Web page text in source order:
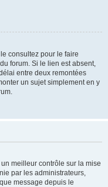
consultez pour le faire
forum. Si le lien est absent,
entre deux remontées
un sujet simplement en y
meilleur contrôle sur la mise
par les administrateurs,
message depuis le